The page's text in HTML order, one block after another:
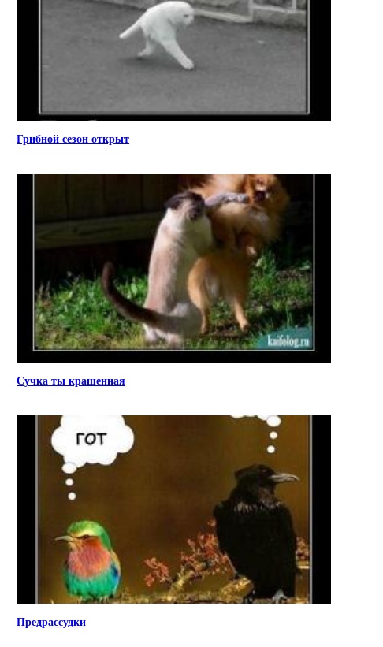
Грибной сезон открыт
Сучка ты крашенная
Предрассудки